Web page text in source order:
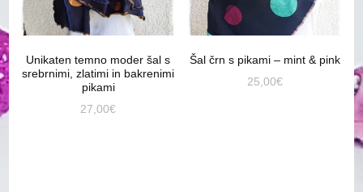
Unikaten temno moder šal s
srebrnimi, zlatimi in bakrenimi
pikami
27,00€
Šal črn s pikami – mint & pink
25,00€